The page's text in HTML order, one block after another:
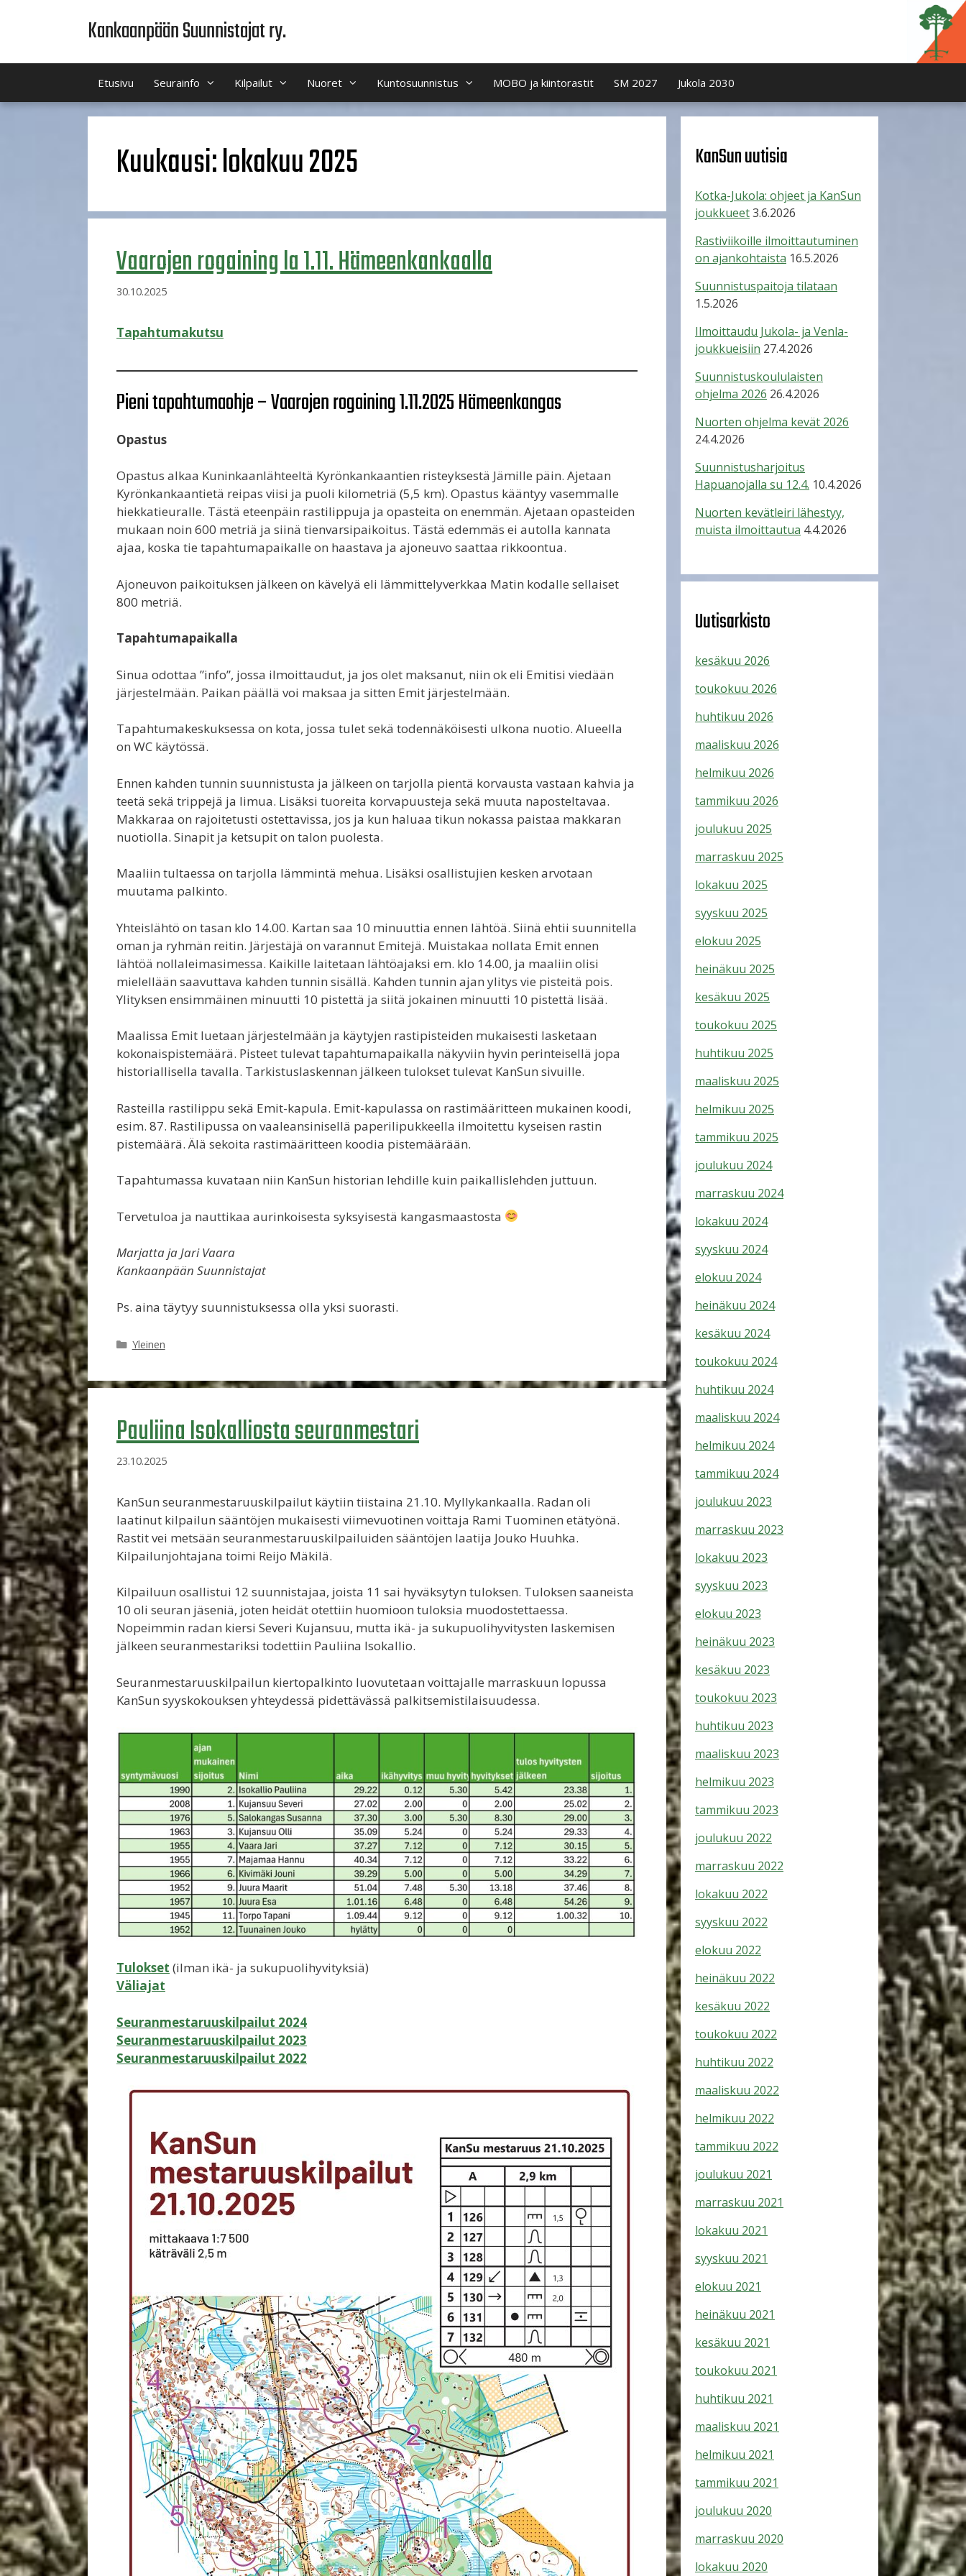
Kankaanpään Suunnistajat ry.
Etusivu Seurainfo Kilpailut Nuoret Kuntosuunnistus MOBO ja kiintorastit SM 2027 Jukola 2030
Kuukausi:lokakuu 2025
Vaarojen rogaining la 1.11. Hämeenkankaalla
30.10.2025
Tapahtumakutsu
Pieni tapahtumaohje – Vaarojen rogaining 1.11.2025 Hämeenkangas
Opastus
Opastus alkaa Kuninkaanlähteeltä Kyrönkankaantien risteyksestä Jämille päin. Ajetaan
Kyrönkankaantietä reipas viisi ja puoli kilometriä (5,5 km). Opastus kääntyy vasemmalle
hiekkatieuralle. Tästä eteenpäin rastilippuja ja opasteita on enemmän. Ajetaan opasteiden
mukaan noin 600 metriä ja siinä tienvarsipaikoitus. Tästä edemmäs ei autolla kannata
ajaa, koska tie tapahtumapaikalle on haastava ja ajoneuvo saattaa rikkoontua.
Ajoneuvon paikoituksen jälkeen on kävelyä eli lämmittelyverkkaa Matin kodalle sellaiset
800 metriä.
Tapahtumapaikalla
Sinua odottaa ”info”, jossa ilmoittaudut, ja jos olet maksanut, niin ok eli Emitisi viedään
järjestelmään. Paikan päällä voi maksaa ja sitten Emit järjestelmään.
Tapahtumakeskuksessa on kota, jossa tulet sekä todennäköisesti ulkona nuotio. Alueella
on WC käytössä.
Ennen kahden tunnin suunnistusta ja jälkeen on tarjolla pientä korvausta vastaan kahvia ja
teetä sekä trippejä ja limua. Lisäksi tuoreita korvapuusteja sekä muuta naposteltavaa.
Makkaraa on rajoitetusti ostettavissa, jos ja kun haluaa tikun nokassa paistaa makkaran
nuotiolla. Sinapit ja ketsupit on talon puolesta.
Maaliin tultaessa on tarjolla lämmintä mehua. Lisäksi osallistujien kesken arvotaan
muutama palkinto.
Yhteislähtö on tasan klo 14.00. Kartan saa 10 minuuttia ennen lähtöä. Siinä ehtii suunnitella
oman ja ryhmän reitin. Järjestäjä on varannut Emitejä. Muistakaa nollata Emit ennen
lähtöä nollaleimasimessa. Kaikille laitetaan lähtöajaksi em. klo 14.00, ja maaliin olisi
mielellään saavuttava kahden tunnin sisällä. Kahden tunnin ajan ylitys vie pisteitä pois.
Ylityksen ensimmäinen minuutti 10 pistettä ja siitä jokainen minuutti 10 pistettä lisää.
Maalissa Emit luetaan järjestelmään ja käytyjen rastipisteiden mukaisesti lasketaan
kokonaispistemäärä. Pisteet tulevat tapahtumapaikalla näkyviin hyvin perinteisellä jopa
historiallisella tavalla. Tarkistuslaskennan jälkeen tulokset tulevat KanSun sivuille.
Rasteilla rastilippu sekä Emit-kapula. Emit-kapulassa on rastimääritteen mukainen koodi,
esim. 87. Rastilipussa on vaaleansinisellä paperilipukkeella ilmoitettu kyseisen rastin
pistemäärä. Älä sekoita rastimääritteen koodia pistemäärään.
Tapahtumassa kuvataan niin KanSun historian lehdille kuin paikallislehden juttuun.
Tervetuloa ja nauttikaa aurinkoisesta syksyisestä kangasmaastosta
Marjatta ja Jari Vaara
Kankaanpään Suunnistajat
Ps. aina täytyy suunnistuksessa olla yksi suorasti.
Kategoriat
Yleinen
Pauliina Isokalliosta seuranmestari
23.10.2025
KanSun seuranmestaruuskilpailut käytiin tiistaina 21.10. Myllykankaalla. Radan oli
laatinut kilpailun sääntöjen mukaisesti viimevuotinen voittaja Rami Tuominen etätyönä.
Rastit vei metsään seuranmestaruuskilpailuiden sääntöjen laatija Jouko Huuhka.
Kilpailunjohtajana toimi Reijo Mäkilä.
Kilpailuun osallistui 12 suunnistajaa, joista 11 sai hyväksytyn tuloksen. Tuloksen saaneista
10 oli seuran jäseniä, joten heidät otettiin huomioon tuloksia muodostettaessa.
Nopeimmin radan kiersi Severi Kujansuu, mutta ikä- ja sukupuolihyvitysten laskemisen
jälkeen seuranmestariksi todettiin Pauliina Isokallio.
Seuranmestaruuskilpailun kiertopalkinto luovutetaan voittajalle marraskuun lopussa
KanSun syyskokouksen yhteydessä pidettävässä palkitsemistilaisuudessa.
Tulokset (ilman ikä- ja sukupuolihyvityksiä)
Väliajat
Seuranmestaruuskilpailut 2024
Seuranmestaruuskilpailut 2023
Seuranmestaruuskilpailut 2022
KanSun uutisia
Kotka-Jukola: ohjeet ja KanSun
joukkueet3.6.2026
Rastiviikoille ilmoittautuminen
on ajankohtaista 16.5.2026
Suunnistuspaitoja tilataan
1.5.2026
Ilmoittaudu Jukola- ja Venla-
joukkueisiin 27.4.2026
Suunnistuskoululaisten
ohjelma 2026 26.4.2026
Nuorten ohjelma kevät 2026
24.4.2026
Suunnistusharjoitus
Hapuanojalla su 12.4. 10.4.2026
Nuorten kevätleiri lähestyy,
muista ilmoittautua 4.4.2026
Uutisarkisto
kesäkuu 2026
toukokuu 2026
huhtikuu 2026
maaliskuu 2026
helmikuu 2026
tammikuu 2026
joulukuu 2025
marraskuu 2025
lokakuu 2025
syyskuu 2025
elokuu 2025
heinäkuu 2025
kesäkuu 2025
toukokuu 2025
huhtikuu 2025
maaliskuu 2025
helmikuu 2025
tammikuu 2025
joulukuu 2024
marraskuu 2024
lokakuu 2024
syyskuu 2024
elokuu 2024
heinäkuu 2024
kesäkuu 2024
toukokuu 2024
huhtikuu 2024
maaliskuu 2024
helmikuu 2024
tammikuu 2024
joulukuu 2023
marraskuu 2023
lokakuu 2023
syyskuu 2023
elokuu 2023
heinäkuu 2023
kesäkuu 2023
toukokuu 2023
huhtikuu 2023
maaliskuu 2023
helmikuu 2023
tammikuu 2023
joulukuu 2022
marraskuu 2022
lokakuu 2022
syyskuu 2022
elokuu 2022
heinäkuu 2022
kesäkuu 2022
toukokuu 2022
huhtikuu 2022
maaliskuu 2022
helmikuu 2022
tammikuu 2022
joulukuu 2021
marraskuu 2021
lokakuu 2021
syyskuu 2021
elokuu 2021
heinäkuu 2021
kesäkuu 2021
toukokuu 2021
huhtikuu 2021
maaliskuu 2021
helmikuu 2021
tammikuu 2021
joulukuu 2020
marraskuu 2020
lokakuu 2020